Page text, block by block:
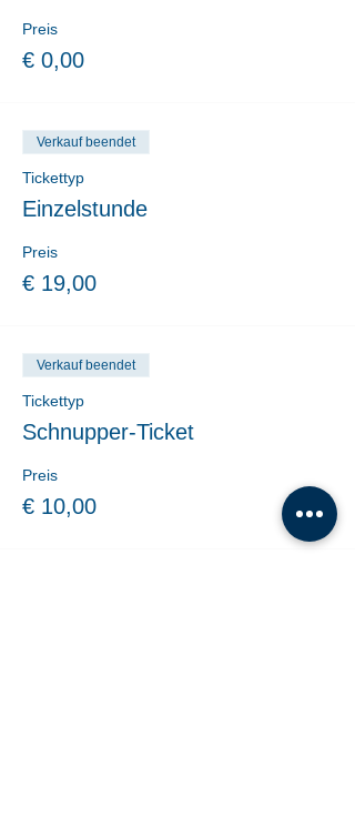
Preis
€ 0,00
Verkauf beendet
Tickettyp
Einzelstunde
Preis
€ 19,00
Verkauf beendet
Tickettyp
Schnupper-Ticket
Preis
€ 10,00